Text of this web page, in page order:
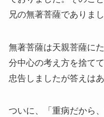
兄の無著菩薩でありまし
無著菩薩は天親菩薩に
分中心の考え方を捨て
忠告しましたが答えはあ
ついに、「重病だから